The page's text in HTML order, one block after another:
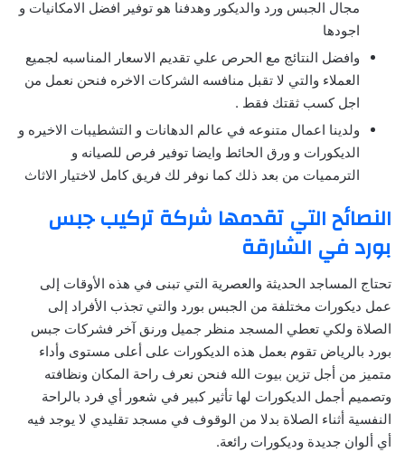
مجال الجبس ورد والديكور وهدفنا هو توفير افضل الامكانيات و
اجودها
وافضل النتائج مع الحرص علي تقديم الاسعار المناسبه لجميع
العملاء والتي لا تقبل منافسه الشركات الاخره فنحن نعمل من
اجل كسب ثقتك فقط .
ولدينا اعمال متنوعه في عالم الدهانات و التشطيبات الاخيره و
الديكورات و ورق الحائط وايضا توفير فرص للصيانه و
الترمميات من بعد ذلك كما نوفر لك فريق كامل لاختيار الاثاث
النصائح التي تقدمها شركة تركيب جبس
بورد في الشارقة
تحتاج المساجد الحديثة والعصرية التي تبنى في هذه الأوقات إلى
عمل ديكورات مختلفة من الجبس بورد والتي تجذب الأفراد إلى
الصلاة ولكي تعطي المسجد منظر جميل ورنق آخر فشركات جبس
بورد بالرياض تقوم بعمل هذه الديكورات على أعلى مستوى وأداء
متميز من أجل تزين بيوت الله فنحن نعرف راحة المكان ونظافته
وتصميم أجمل الديكورات لها تأثير كبير في شعور أي فرد بالراحة
النفسية أثناء الصلاة بدلا من الوقوف في مسجد تقليدي لا يوجد فيه
أي ألوان جديدة وديكورات رائعة.